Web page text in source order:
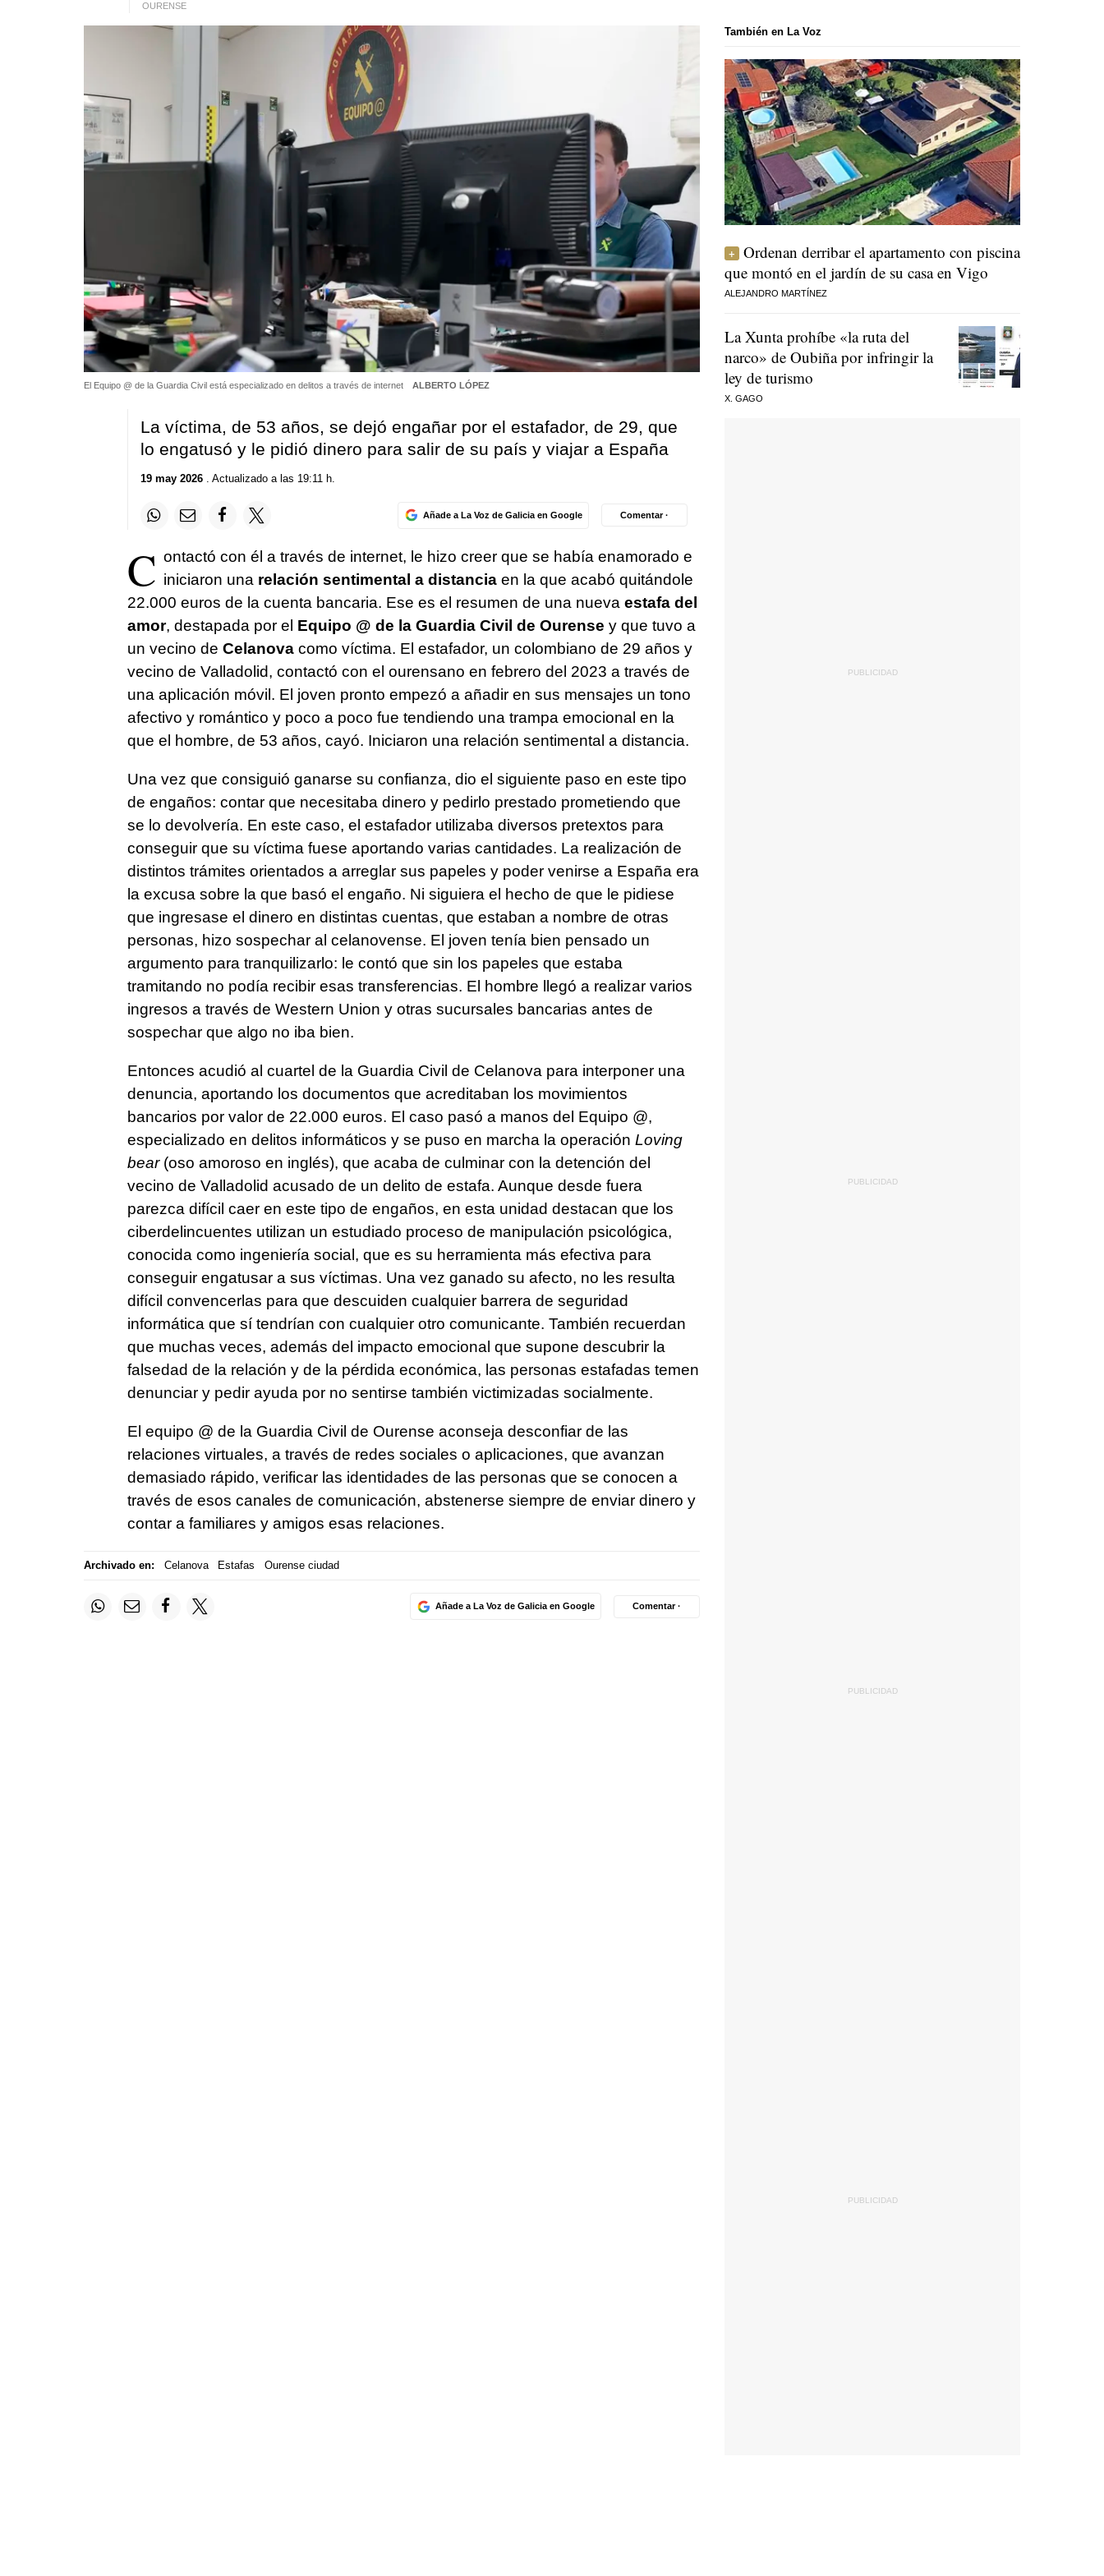
OURENSE
El Equipo @ de la Guardia Civil está especializado en delitos a través de internet ALBERTO LÓPEZ
La víctima, de 53 años, se dejó engañar por el estafador, de 29, que
lo engatusó y le pidió dinero para salir de su país y viajar a España
19 may 2026. Actualizado a las 19:11 h.
Añade a La Voz de Galicia en Google Comentar ·
C ontactó con él a través de internet, le hizo creer que se había enamorado e
iniciaron una relación sentimental a distanciaen la que acabó quitándole
22.000 euros de la cuenta bancaria. Ese es el resumen de una nueva estafa del
amor, destapada por el Equipo @ de la Guardia Civil de Ourense y que tuvo a
un vecino de Celanovacomo víctima. El estafador, un colombiano de 29 años y
vecino de Valladolid, contactó con el ourensano en febrero del 2023 a través de
una aplicación móvil. El joven pronto empezó a añadir en sus mensajes un tono
afectivo y romántico y poco a poco fue tendiendo una trampa emocional en la
que el hombre, de 53 años, cayó. Iniciaron una relación sentimental a distancia.
Una vez que consiguió ganarse su confianza, dio el siguiente paso en este tipo
de engaños: contar que necesitaba dinero y pedirlo prestado prometiendo que
se lo devolvería. En este caso, el estafador utilizaba diversos pretextos para
conseguir que su víctima fuese aportando varias cantidades. La realización de
distintos trámites orientados a arreglar sus papeles y poder venirse a España era
la excusa sobre la que basó el engaño. Ni siguiera el hecho de que le pidiese
que ingresase el dinero en distintas cuentas, que estaban a nombre de otras
personas, hizo sospechar al celanovense. El joven tenía bien pensado un
argumento para tranquilizarlo: le contó que sin los papeles que estaba
tramitando no podía recibir esas transferencias. El hombre llegó a realizar varios
ingresos a través de Western Union y otras sucursales bancarias antes de
sospechar que algo no iba bien.
Entonces acudió al cuartel de la Guardia Civil de Celanova para interponer una
denuncia, aportando los documentos que acreditaban los movimientos
bancarios por valor de 22.000 euros. El caso pasó a manos del Equipo @,
especializado en delitos informáticos y se puso en marcha la operación Loving
bear (oso amoroso en inglés), que acaba de culminar con la detención del
vecino de Valladolid acusado de un delito de estafa. Aunque desde fuera
parezca difícil caer en este tipo de engaños, en esta unidad destacan que los
ciberdelincuentes utilizan un estudiado proceso de manipulación psicológica,
conocida como ingeniería social, que es su herramienta más efectiva para
conseguir engatusar a sus víctimas. Una vez ganado su afecto, no les resulta
difícil convencerlas para que descuiden cualquier barrera de seguridad
informática que sí tendrían con cualquier otro comunicante. También recuerdan
que muchas veces, además del impacto emocional que supone descubrir la
falsedad de la relación y de la pérdida económica, las personas estafadas temen
denunciar y pedir ayuda por no sentirse también victimizadas socialmente.
El equipo @ de la Guardia Civil de Ourense aconseja desconfiar de las
relaciones virtuales, a través de redes sociales o aplicaciones, que avanzan
demasiado rápido, verificar las identidades de las personas que se conocen a
través de esos canales de comunicación, abstenerse siempre de enviar dinero y
contar a familiares y amigos esas relaciones.
Archivado en: Celanova Estafas Ourense ciudad
Añade a La Voz de Galicia en Google Comentar ·
También en La Voz
Ordenan derribar el apartamento con piscina
que montó en el jardín de su casa en Vigo
ALEJANDRO MARTÍNEZ
La Xunta prohíbe «la ruta del
narco» de Oubiña por infringir la
ley de turismo
X. GAGO